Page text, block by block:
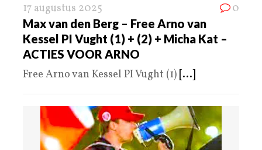
17 augustus 2025 0
Max van den Berg – Free Arno van
Kessel PI Vught (1) + (2) + Micha Kat –
ACTIES VOOR ARNO
Free Arno van Kessel PI Vught (1) [...]